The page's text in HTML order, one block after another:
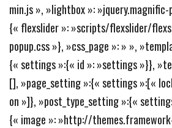
min.js », »lightbox »:
{« flexslider »: »scripts/flexslider/
popup.css »}, »css_page »: » »,
{« settings »:{« id »: »settings »}},
[], »page_setting »:{« settings »:[«
on »]}, »post_type_setting »:{«
{« image »: »http://